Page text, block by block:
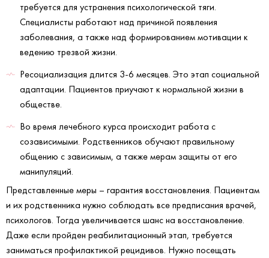
требуется для устранения психологической тяги.
Специалисты работают над причиной появления
заболевания, а также над формированием мотивации к
ведению трезвой жизни.
Ресоциализация длится 3-6 месяцев. Это этап социальной
адаптации. Пациентов приучают к нормальной жизни в
обществе.
Во время лечебного курса происходит работа с
созависимыми. Родственников обучают правильному
общению с зависимым, а также мерам защиты от его
манипуляций.
Представленные меры – гарантия восстановления. Пациентам
и их родственника нужно соблюдать все предписания врачей,
психологов. Тогда увеличивается шанс на восстановление.
Даже если пройден реабилитационный этап, требуется
заниматься профилактикой рецидивов. Нужно посещать